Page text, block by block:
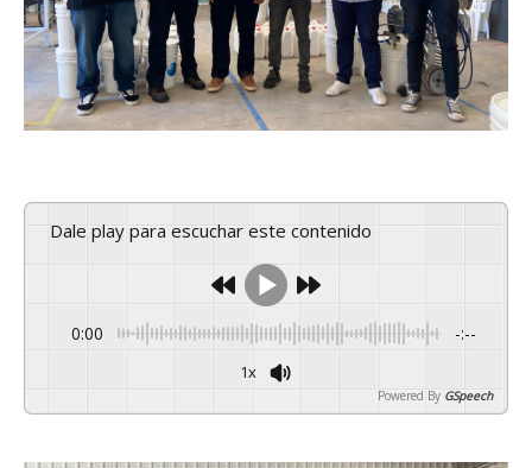
Dale play para escuchar este contenido
0:00 -:--
1x
Powered By GSpeech